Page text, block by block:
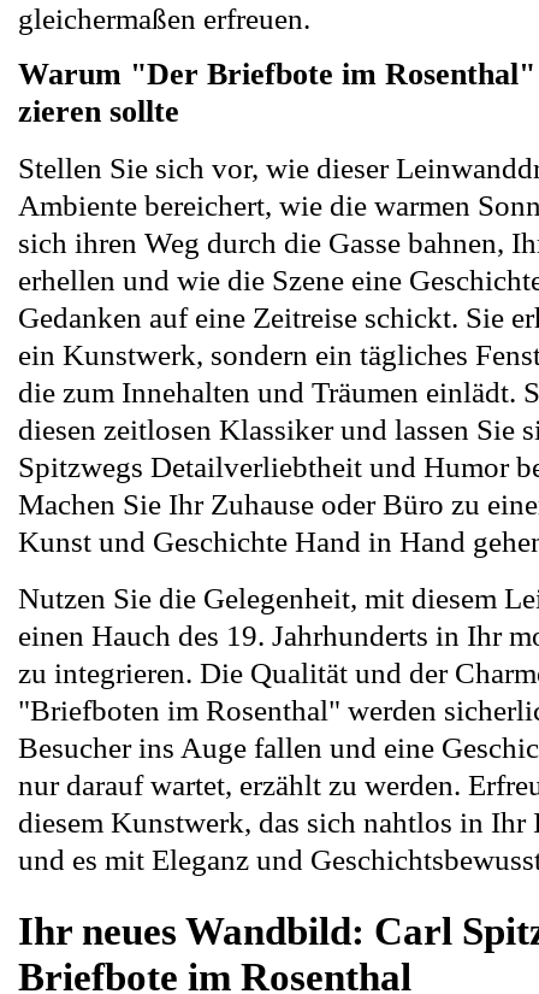
gleichermaßen erfreuen.
Warum "Der Briefbote im
zieren sollte
Stellen Sie sich vor, wie dieser
Ambiente bereichert, wie die warmen
sich ihren Weg durch die Gasse bahnen,
erhellen und wie die Szene eine
Gedanken auf eine Zeitreise schickt. Sie
ein Kunstwerk, sondern ein tägliches
die zum Innehalten und Träumen einlädt.
diesen zeitlosen Klassiker und lassen Sie
Spitzwegs Detailverliebtheit und Humor
Machen Sie Ihr Zuhause oder Büro zu
Kunst und Geschichte Hand in Hand
Nutzen Sie die Gelegenheit, mit diesem
einen Hauch des 19. Jahrhunderts in Ihr
zu integrieren. Die Qualität und der
"Briefboten im Rosenthal" werden
Besucher ins Auge fallen und eine
nur darauf wartet, erzählt zu werden.
diesem Kunstwerk, das sich nahtlos in
und es mit Eleganz und
Ihr neues Wandbild: Carl
Briefbote im Rosenthal